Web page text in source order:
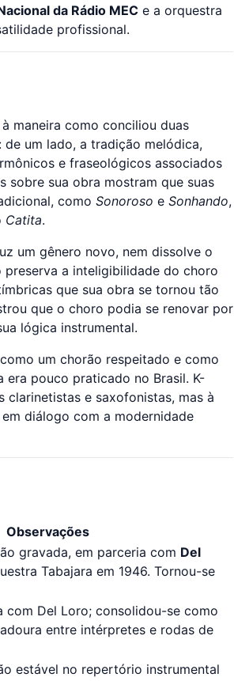
da Rádio MEC e a orquestra
profissional.
maneira como conciliou duas
um lado, a tradição melódica,
e fraseológicos associados
sobre sua obra mostram que suas
como Sonoroso e Sonhando,
Catita.
um gênero novo, nem dissolve o
preserva a inteligibilidade do choro
que sua obra se tornou tão
que o choro podia se renovar por
lógica instrumental.
um chorão respeitado e como
era pouco praticado no Brasil. K-
clarinetistas e saxofonistas, mas à
diálogo com a modernidade
Observações
gravada, em parceria com Del
Tabajara em 1946. Tornou-se
com Del Loro; consolidou-se como
entre intérpretes e rodas de
estável no repertório instrumental